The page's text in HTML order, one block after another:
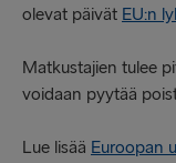
olevat päivät EU:n
Matkustajien tulee
voidaan pyytää
Lue lisää Euroopan